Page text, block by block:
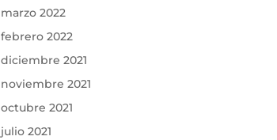
marzo 2022
febrero 2022
diciembre 2021
noviembre 2021
octubre 2021
julio 2021